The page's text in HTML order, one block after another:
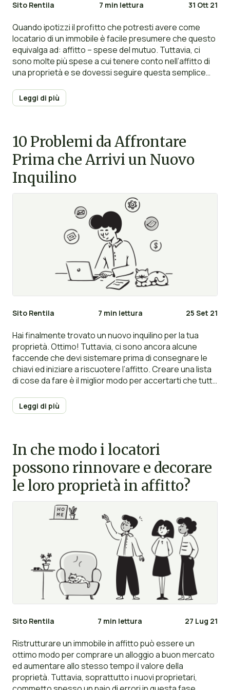
Sito Rentila 7 min lettura 31 Ott 21
Quando ipotizzi il profitto che potresti avere come
locatario di un immobile è facile presumere che questo
equivalga ad: affitto – spese del mutuo. Tuttavia, ci
sono molte più spese a cui tenere conto nell’affitto di
una proprietà e se dovessi seguire questa semplice
questa breve guida, daremo uno sguardo a tutte le
spese a cui dovrai andare incontro come proprietario
Leggi di più
10 Problemi da Affrontare
Prima che Arrivi un Nuovo
Inquilino
Sito Rentila 7 min lettura 25 Set 21
Hai finalmente trovato un nuovo inquilino per la tua
proprietà. Ottimo! Tuttavia, ci sono ancora alcune
faccende che devi sistemare prima di consegnare le
chiavi ed iniziare a riscuotere l’affitto. Creare una lista
di cose da fare è il miglior modo per accertarti che tutto
Ecco una lista semplice e veloce che potrai controllare
per avere la certezza che la tua proprietà sia pronta ad
Leggi di più
In che modo i locatori
possono rinnovare e decorare
le loro proprietà in affitto?
Sito Rentila 7 min lettura 27 Lug 21
Ristrutturare un immobile in affitto può essere un
ottimo modo per comprare un alloggio a buon mercato
ed aumentare allo stesso tempo il valore della
proprietà. Tuttavia, soprattutto i nuovi proprietari,